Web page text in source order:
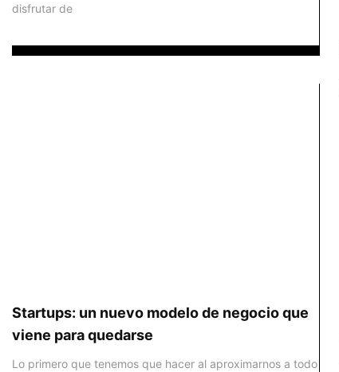
disfrutar de
Startups: un nuevo modelo de negocio que
viene para quedarse
Lo primero que tenemos que hacer al aproximarnos a todo